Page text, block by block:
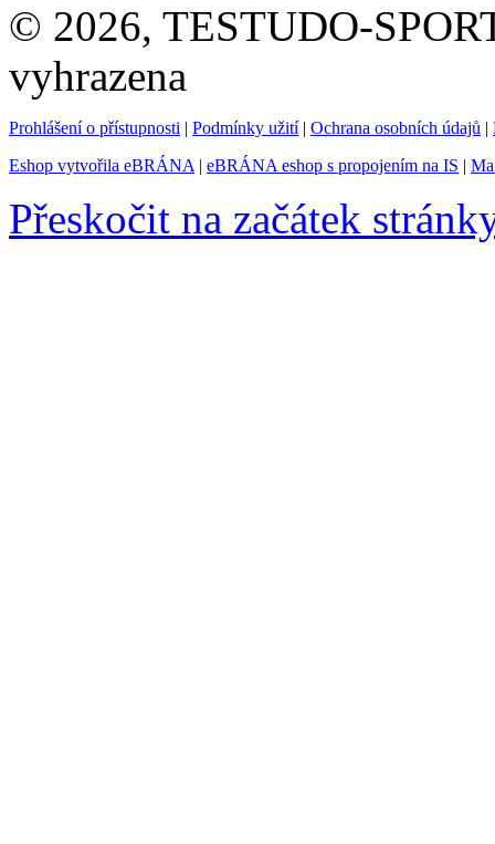
© 2026, TESTUDO-
vyhrazena
Prohlášení o přístupnosti | Podmínky užití| Ochrana osobních údajů |
Eshop vytvořila eBRÁNA | eBRÁNA eshop s propojením na IS |
Přeskočit na začátek